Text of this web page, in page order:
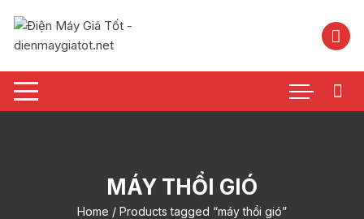
nội
MÁY THỔI GIÓ
Home / Products tagged “máy thổi gió”